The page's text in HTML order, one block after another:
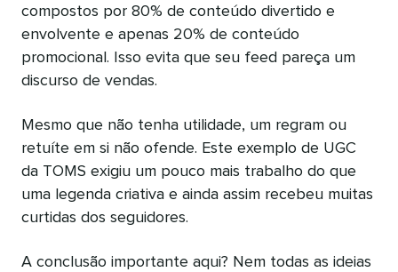
compostos por 80% de conteúdo divertido e
envolvente e apenas 20% de conteúdo
promocional. Isso evita que seu feed pareça um
discurso de vendas.
Mesmo que não tenha utilidade, um regram ou
retuíte em si não ofende. Este exemplo de UGC
da TOMS exigiu um pouco mais trabalho do que
uma legenda criativa e ainda assim recebeu muitas
curtidas dos seguidores.
A conclusão importante aqui? Nem todas as ideias